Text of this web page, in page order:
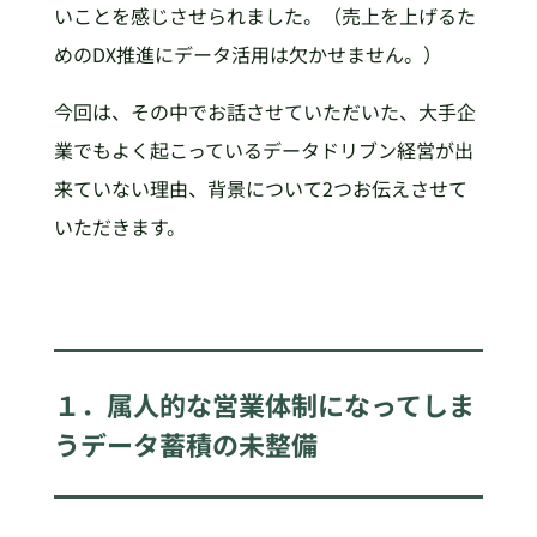
いことを感じさせられました。（売上を上げるた
めのDX推進にデータ活用は欠かせません。）
今回は、その中でお話させていただいた、大手企
業でもよく起こっているデータドリブン経営が出
来ていない理由、背景について2つお伝えさせて
いただきます。
１．属人的な営業体制になってしま
うデータ蓄積の未整備